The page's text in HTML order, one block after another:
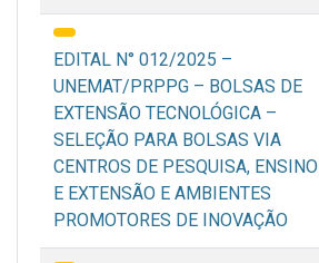
EDITAL N° 012/2025 –
UNEMAT/PRPPG – BOLSAS DE
EXTENSÃO TECNOLÓGICA –
SELEÇÃO PARA BOLSAS VIA
CENTROS DE PESQUISA, ENSINO
E EXTENSÃO E AMBIENTES
PROMOTORES DE INOVAÇÃO